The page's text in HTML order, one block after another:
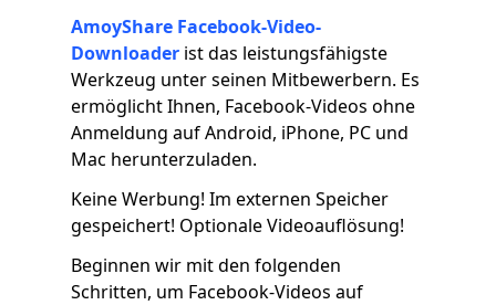
AmoyShare Facebook-Video-
Downloader ist das leistungsfähigste
Werkzeug unter seinen Mitbewerbern. Es
ermöglicht Ihnen, Facebook-Videos ohne
Anmeldung auf Android, iPhone, PC und
Mac herunterzuladen.
Keine Werbung! Im externen Speicher
gespeichert! Optionale Videoauflösung!
Beginnen wir mit den folgenden
Schritten, um Facebook-Videos auf